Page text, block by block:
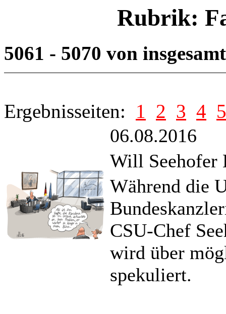
Rubrik:
5061 - 5070 von
Ergebnisseiten: 1 2 3 4 5
06.08.2016
Will Seehofer
Während die
CSU-Chef
wird über
spekuliert.